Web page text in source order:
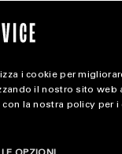
magazine
i cookie per
il nostro sito web
la nostra policy per i